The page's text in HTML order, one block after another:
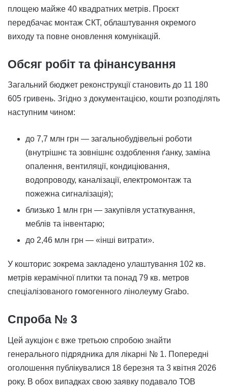
площею майже 40 квадратних метрів. Проєкт
передбачає монтаж СКТ, облаштування окремого
виходу та повне оновлення комунікацій.
Обсяг робіт та фінансування
Загальний бюджет реконструкції становить до 11 180
605 гривень. Згідно з документацією, кошти розподілять
наступним чином:
до 7,7 млн грн — загальнобудівельні роботи
(внутрішнє та зовнішнє оздоблення ґанку, заміна
опалення, вентиляції, кондиціювання,
водопроводу, каналізації, електромонтаж та
пожежна сигналізація);
близько 1 млн грн — закупівля устаткування,
меблів та інвентарю;
до 2,46 млн грн — «інші витрати».
У кошторис зокрема закладено улаштування 102 кв.
метрів керамічної плитки та понад 79 кв. метров
спеціалізованого гомогенного лінолеуму Grabo.
Спроба № 3
Цей аукціон є вже третьою спробою знайти
генерального підрядника для лікарні № 1. Попередні
оголошення публікувалися 18 березня та 3 квітня 2026
року. В обох випадках свою заявку подавало ТОВ